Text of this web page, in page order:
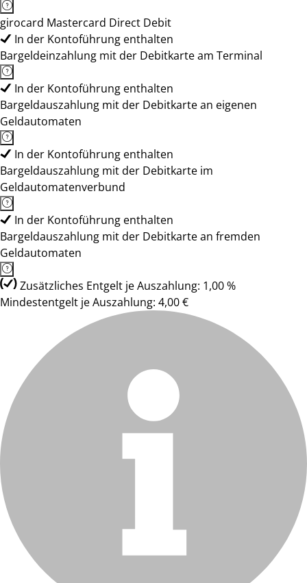
girocard Mastercard Direct Debit
In der Kontoführung enthalten
Bargeldeinzahlung mit der Debitkarte am Terminal
In der Kontoführung enthalten
Bargeldauszahlung mit der Debitkarte an eigenen
Geldautomaten
In der Kontoführung enthalten
Bargeldauszahlung mit der Debitkarte im
Geldautomatenverbund
In der Kontoführung enthalten
Bargeldauszahlung mit der Debitkarte an fremden
Geldautomaten
Zusätzliches Entgelt je Auszahlung: 1,00 %
Mindestentgelt je Auszahlung: 4,00 €